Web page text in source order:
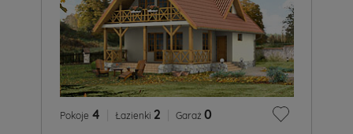
Pokoje 4 Łazienki 2 Garaż 0